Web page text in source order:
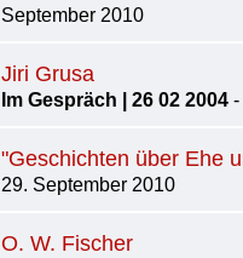
September 2010
Jiri Grusa
Im Gespräch | 26 02 2004 -
"Geschichten über Ehe
29. September 2010
O. W. Fischer